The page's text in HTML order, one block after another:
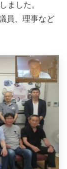
ました。
員、理事など